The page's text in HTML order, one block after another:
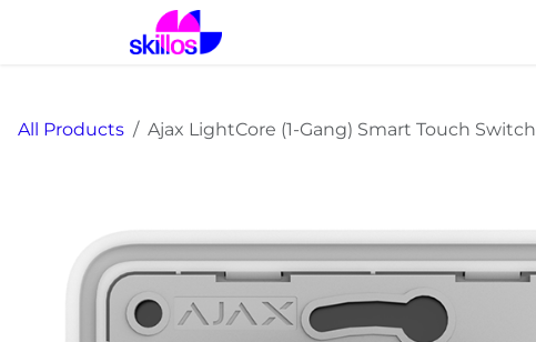
All Products Ajax LightCore (1-Gang) Smart Touch Switch